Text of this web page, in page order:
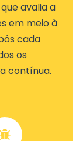
avalia a
em meio à
cada
os
contínua.